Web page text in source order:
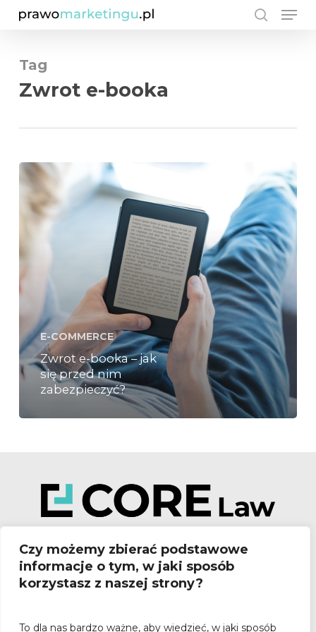
Czy możemy zbierać podstawowe
informacje o tym, w jaki sposób
korzystasz z naszej strony?
To dla nas bardzo ważne, aby wiedzieć, w jaki sposób
Skip
main
content
Tag
Zwrot e-booka
E-COMMERCE
Zwrot e-booka – jak
się przed nim
zabezpieczyć?